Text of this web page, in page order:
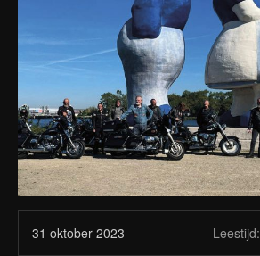
31 oktober 2023 Leestijd: